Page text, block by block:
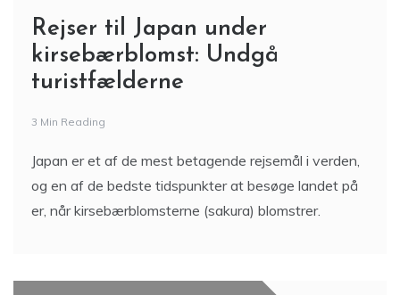
Rejser til Japan under
kirsebærblomst: Undgå
turistfælderne
3 Min Reading
Japan er et af de mest betagende rejsemål i verden,
og en af de bedste tidspunkter at besøge landet på
er, når kirsebærblomsterne (sakura) blomstrer.